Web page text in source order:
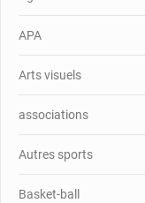
APA
Arts visuels
associations
Autres sports
Basket-ball